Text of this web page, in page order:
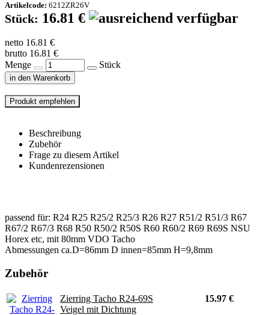
Artikelcode: 6212ZR26V
Stück: 16.81 €
netto 16.81 €
brutto 16.81 €
Menge
Stück
in den Warenkorb
Beschreibung
Zubehör
Frage zu diesem Artikel
Kundenrezensionen
passend für: R24 R25 R25/2 R25/3 R26 R27 R51/2 R51/3 R67
R67/2 R67/3 R68 R50 R50/2 R50S R60 R60/2 R69 R69S NSU
Horex etc, mit 80mm VDO Tacho
Abmessungen ca.D=86mm D innen=85mm H=9,8mm
Zubehör
Zierring Tacho R24-69S
Veigel mit Dichtung
15.97 €